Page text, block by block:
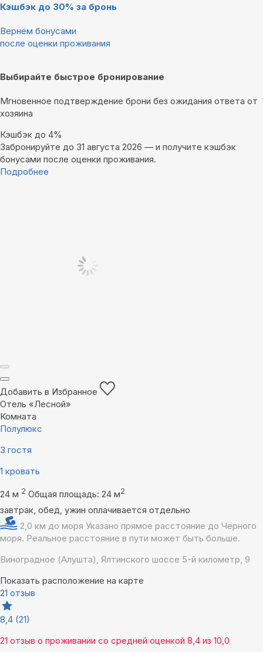
Кэшбэк до 30% за бронь
Вернём бонусами
после оценки проживания
Выбирайте быстрое бронирование
Мгновенное подтверждение брони без ожидания ответа от
хозяина
Кэшбэк до 4%
Забронируйте до 31 августа 2026 — и получите кэшбэк
бонусами после оценки проживания.
Подробнее
Добавить в Избранное
Отель «Лесной»
Комната
Полулюкс
3 гостя
1 кровать
24 м 2 Общая площадь: 24 м2
завтрак, обед, ужин оплачивается отдельно
2,0 км до моря Указано прямое расстояние до Чёрного
моря. Реальное расстояние в пути может быть больше.
Виноградное (Алушта), Ялтинского шоссе 5-й километр, 9
Показать расположение на карте
21 отзыв
8,4 (21)
21 отзыв о проживании со средней оценкой 8,4 из 10,0